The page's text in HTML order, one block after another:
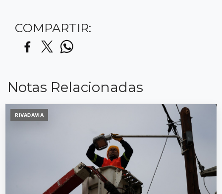
COMPARTIR:
Notas Relacionadas
RIVADAVIA